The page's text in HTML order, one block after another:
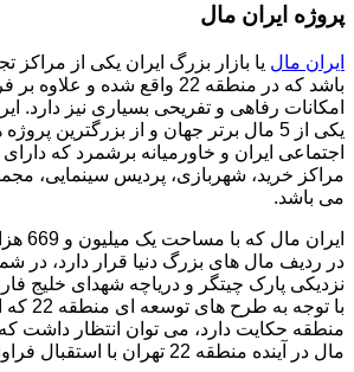
پروژه ایران مال
ایران مال یا بازار بزرگ ایران یکی از
باشد که در منطقه 22 واقع شده و
امکانات رفاهی و تفریحی بسیاری نیز دارد.
یکی از 5 مال برتر جهان و از بزرگترین
اجتماعی ایران و خاورمیانه برشمرد که دارای
مراکز خرید، شهربازی، پردیس سینمایی،
می باشد.
در ردیف مال های بزرگ دنیا قرار دارد، در
نزدیکی پارک چیتگر و دریاچه شهدای خلیج
با توجه
منطقه حکایت دارد، می توان انتظار داشت
مال در آینده منطقه 22 تهران با استقبال فراوانی همراه باشد.